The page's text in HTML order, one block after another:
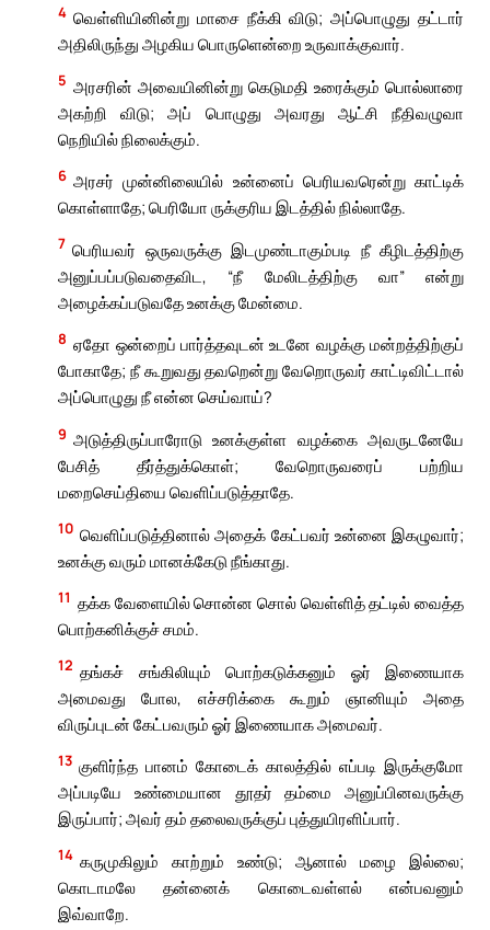
4 வெள்ளியினின்று மாசை நீக்கி விடு; அப்பொழுது தட்டார்
அதிலிருந்து அழகிய பொருளென்றை உருவாக்குவார்.
5 அரசரின் அவையினின்று கெடுமதி உரைக்கும் பொல்லாரை
அகற்றி விடு; அப் பொழுது அவரது ஆட்சி நீதிவழுவா
நெறியில் நிலைக்கும்.
6 அரசர் முன்னிலையில் உன்னைப் பெரியவரென்று காட்டிக்
கொள்ளாதே; பெரியோ ருக்குரிய இடத்தில் நில்லாதே.
7 பெரியவர் ஒருவருக்கு இடமுண்டாகும்படி நீ கீழிடத்திற்கு
அனுப்பப்படுவதைவிட, “நீ மேலிடத்திற்கு வா” என்று
அழைக்கப்படுவதே உனக்கு மேன்மை.
8 ஏதோ ஒன்றைப் பார்த்தவுடன் உடனே வழக்கு மன்றத்திற்குப்
போகாதே; நீ கூறுவது தவறென்று வேறொருவர் காட்டிவிட்டால்
அப்பொழுது நீ என்ன செய்வாய்?
9 அடுத்திருப்பாரோடு உனக்குள்ள வழக்கை அவருடனேயே
பேசித் தீர்த்துக்கொள்; வேறொருவரைப் பற்றிய
மறைசெய்தியை வெளிப்படுத்தாதே.
10 வெளிப்படுத்தினால் அதைக் கேட்பவர் உன்னை இகழுவார்;
உனக்கு வரும் மானக்கேடு நீங்காது.
11 தக்க வேளையில் சொன்ன சொல் வெள்ளித் தட்டில் வைத்த
பொற்கனிக்குச் சமம்.
12 தங்கச் சங்கிலியும் பொற்கடுக்கனும் ஓர் இணையாக
அமைவது போல, எச்சரிக்கை கூறும் ஞானியும் அதை
விருப்புடன் கேட்பவரும் ஓர் இணையாக அமைவர்.
13 குளிர்ந்த பானம் கோடைக் காலத்தில் எப்படி இருக்குமோ
அப்படியே உண்மையான தூதர் தம்மை அனுப்பினவருக்கு
இருப்பார்; அவர் தம் தலைவருக்குப் புத்துயிரளிப்பார்.
14 கருமுகிலும் காற்றும் உண்டு; ஆனால் மழை இல்லை;
கொடாமலே தன்னைக் கொடைவள்ளல் என்பவனும்
இவ்வாறே.